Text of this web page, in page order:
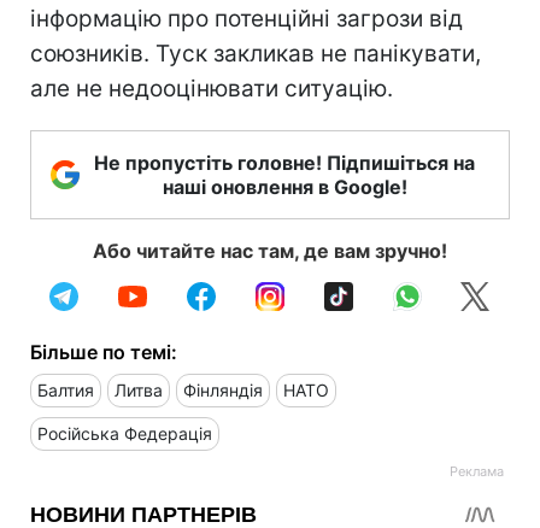
інформацію про потенційні загрози від
союзників. Туск закликав не панікувати,
але не недооцінювати ситуацію.
Не пропустіть головне! Підпишіться на
наші оновлення в Google!
Або читайте нас там, де вам зручно!
Більше по темі:
Балтия Литва Фінляндія НАТО
Російська Федерація